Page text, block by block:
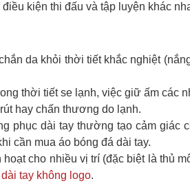
kiện thi đấu và tập luyện khác
da khỏi thời tiết khắc nghiệt
thời tiết se lạnh, việc giữ ấm các
hay chấn thương do lạnh.
phục dài tay thường tạo cảm giác
cần mua áo bóng đá dài tay.
hoạt cho nhiều vị trí (đặc biệt là thủ
tay không logo.